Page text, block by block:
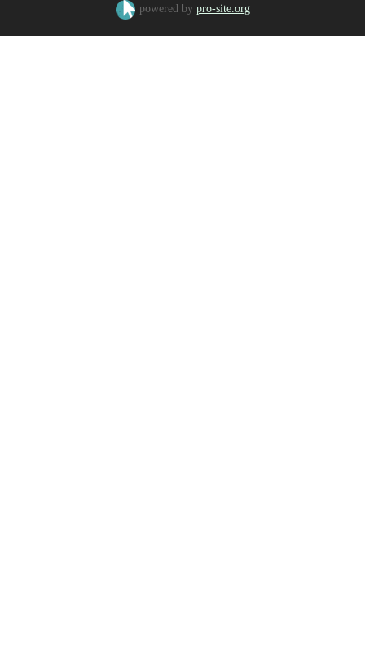
powered by pro-site.org